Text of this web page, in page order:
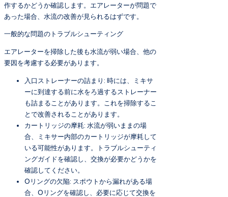
作するかどうか確認します。エアレーターが問題で
あった場合、水流の改善が見られるはずです。
一般的な問題のトラブルシューティング
エアレーターを掃除した後も水流が弱い場合、他の
要因を考慮する必要があります。
入口ストレーナーの詰まり: 時には、ミキサ
ーに到達する前に水をろ過するストレーナー
も詰まることがあります。これを掃除するこ
とで改善されることがあります。
カートリッジの摩耗: 水流が弱いままの場
合、ミキサー内部のカートリッジが摩耗して
いる可能性があります。トラブルシューティ
ングガイドを確認し、交換が必要かどうかを
確認してください。
Oリングの欠陥: スポウトから漏れがある場
合、Oリングを確認し、必要に応じて交換を